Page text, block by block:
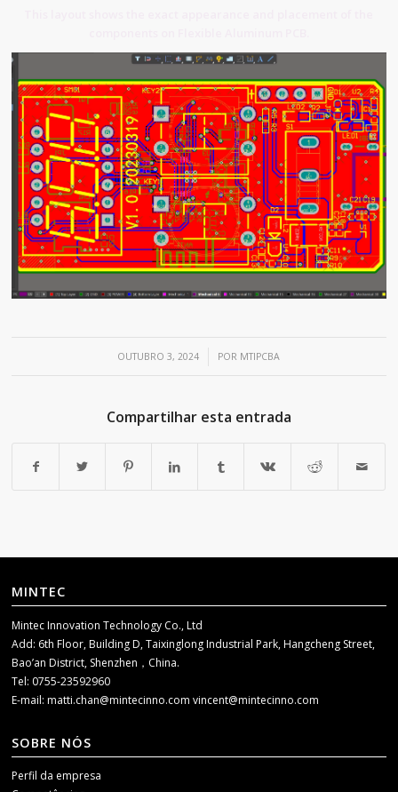
OUTUBRO 3, 2024
/ POR MTIPCBA
Compartilhar esta entrada
MINTEC
Mintec Innovation Technology Co., Ltd
Add: 6th Floor, Building D, Taixinglong Industrial Park, Hangcheng Street,
Bao’an District, Shenzhen，China.
Tel: 0755-23592960
E-mail:matti.chan@mintecinno.comvincent@mintecinno.com
SOBRE NÓS
Perfil da empresa